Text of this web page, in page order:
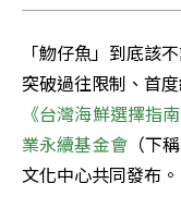
「魩仔魚」到底該
突破過往限制、首
《台灣海鮮選擇指南
業永續基金會（下
文化中心共同發布。